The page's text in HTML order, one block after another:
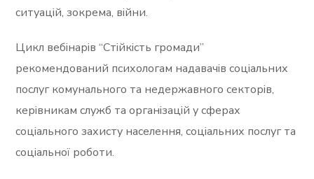
ситуацій, зокрема, війни.
Цикл вебінарів “Стійкість громади”
рекомендований психологам надавачів соціальних
послуг комунального та недержавного секторів,
керівникам служб та організацій у сферах
соціального захисту населення, соціальних послуг та
соціальної роботи.